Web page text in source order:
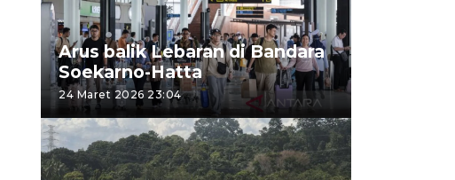
Arus balik Lebaran di Bandara
Soekarno-Hatta
24 Maret 2026 23:04